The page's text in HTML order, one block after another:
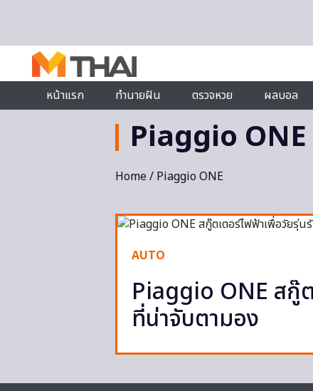
หน้าแรก
ทำนายฝัน ตรวจหวย ผลบอล
Piaggio ONE
Home/ Piaggio ONE
AUTO
Piaggio ONE สกู๊
ที่น่าจับตามอง